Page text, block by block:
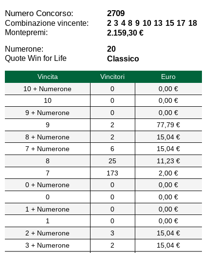
Numero Concorso: 2709
Combinazione vincente:
2 3 4 8 9 10 13 15 17 18
Montepremi:
2.159,30 €
Numerone:
20
Quote Win for Life
Classico
Vincita Vincitori
Euro
10 + Numerone
0
0,00 €
10
0
0,00 €
9 + Numerone
0
0,00 €
9
2
77,79 €
8 + Numerone
2
15,04 €
7 + Numerone
6
15,04 €
8
25
11,23 €
7
173
2,00 €
0 + Numerone
0
0,00 €
0
0
0,00 €
1 + Numerone
0
0,00 €
1
0
0,00 €
2 + Numerone
3
15,04 €
3 + Numerone
2
15,04 €